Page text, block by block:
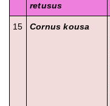
retusus
15 Cornus kousa